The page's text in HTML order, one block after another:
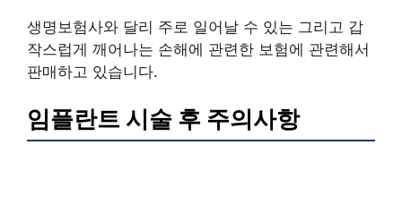
생명보험사와 달리 주로 일어날 수 있는 그리고 갑
작스럽게 깨어나는 손해에 관련한 보험에 관련해서
판매하고 있습니다.
임플란트 시술 후 주의사항